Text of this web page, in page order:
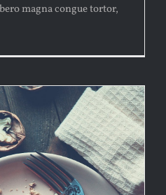
magna congue tortor,